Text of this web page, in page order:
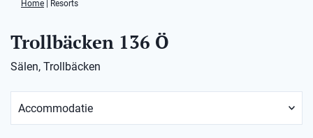
Home Resorts
Trollbäcken 136 Ö
Sälen, Trollbäcken